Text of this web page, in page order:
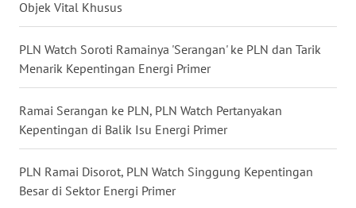
Objek Vital Khusus
PLN Watch Soroti Ramainya 'Serangan' ke PLN dan Tarik
Menarik Kepentingan Energi Primer
Ramai Serangan ke PLN, PLN Watch Pertanyakan
Kepentingan di Balik Isu Energi Primer
PLN Ramai Disorot, PLN Watch Singgung Kepentingan
Besar di Sektor Energi Primer
WN
SIMALUNGUN
WN
WN
TAPANULI
WN DELI